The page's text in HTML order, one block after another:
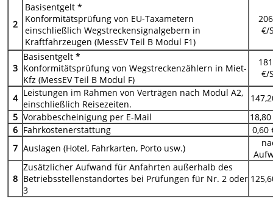
2
Basisentgelt*
Konformitätsprüfung von EU-Taxametern
einschließlich Wegstreckensignalgebern in
Kraftfahrzeugen (MessEV Teil B Modul F1)
€/
3
Basisentgelt*
Konformitätsprüfung von Wegstreckenzählern in Miet-
Kfz (MessEV Teil B Modul F)
€/
4 Leistungen im Rahmen von Verträgen nach Modul A2,
einschließlich Reisezeiten.
5 Vorabbescheinigung per E-Mail
6 Fahrkostenerstattung
0,60
7 Auslagen (Hotel, Fahrkarten, Porto usw.)
8
Zusätzlicher Aufwand für Anfahrten außerhalb des
Betriebsstellenstandortes bei Prüfungen für Nr. 2 oder
3